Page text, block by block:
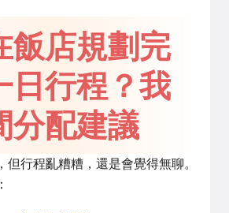
飯店規劃完
日行程？我
分配建議
但行程亂糟糟，還是會覺得無聊。